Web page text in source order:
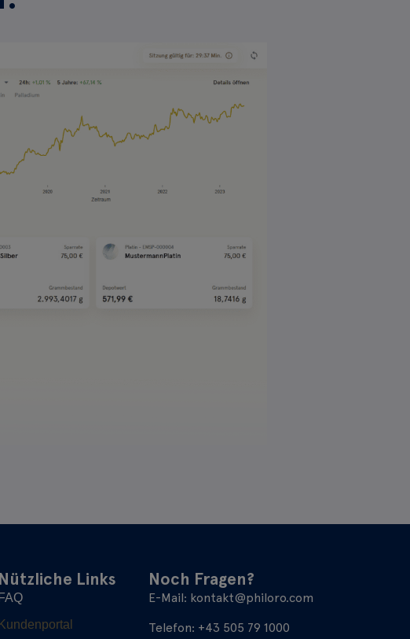
Nützliche Links
FAQ
Kundenportal
Noch Fragen?
E-Mail: kontakt@philoro.com
Telefon: +43 505 79 1000